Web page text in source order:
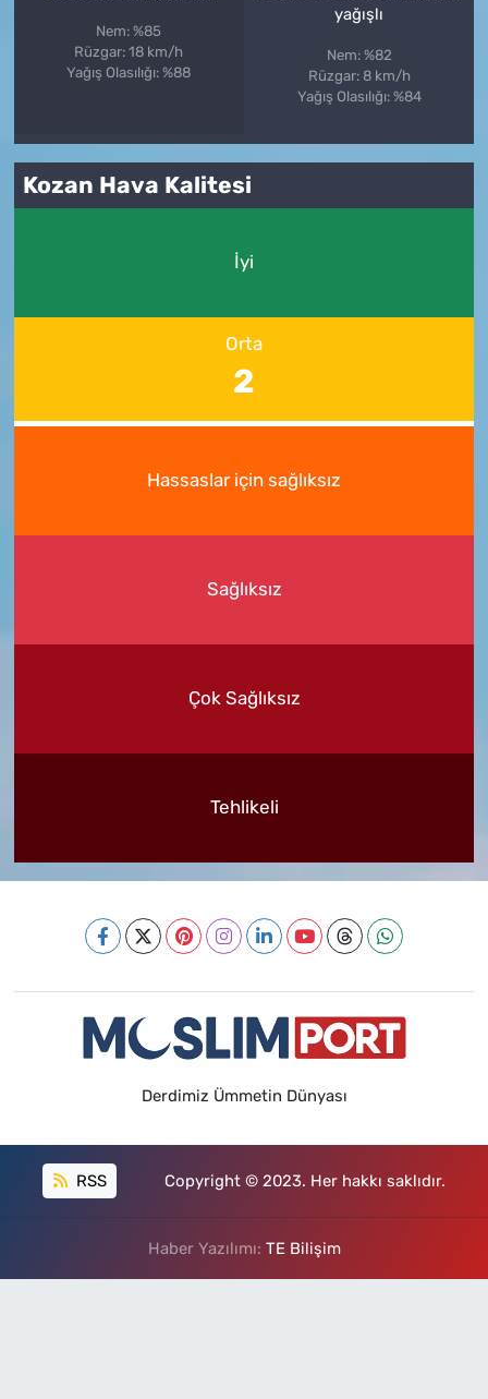
Nem: %85
Rüzgar: 18 km/h
Yağış Olasılığı: %88
yağışlı
Nem: %82
Rüzgar: 8 km/h
Yağış Olasılığı: %84
Kozan Hava Kalitesi
İyi
Orta
2
Hassaslar için sağlıksız
Sağlıksız
Çok Sağlıksız
Tehlikeli
Derdimiz Ümmetin Dünyası
RSS Copyright © 2023. Her hakkı saklıdır.
Haber Yazılımı: TE Bilişim